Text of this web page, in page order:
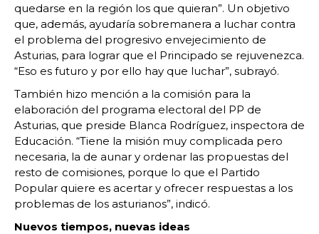
quedarse en la región los que quieran”. Un objetivo
que, además, ayudaría sobremanera a luchar contra
el problema del progresivo envejecimiento de
Asturias, para lograr que el Principado se rejuvenezca.
“Eso es futuro y por ello hay que luchar”, subrayó.
También hizo mención a la comisión para la
elaboración del programa electoral del PP de
Asturias, que preside Blanca Rodríguez, inspectora de
Educación. “Tiene la misión muy complicada pero
necesaria, la de aunar y ordenar las propuestas del
resto de comisiones, porque lo que el Partido
Popular quiere es acertar y ofrecer respuestas a los
problemas de los asturianos”, indicó.
Nuevos tiempos, nuevas ideas